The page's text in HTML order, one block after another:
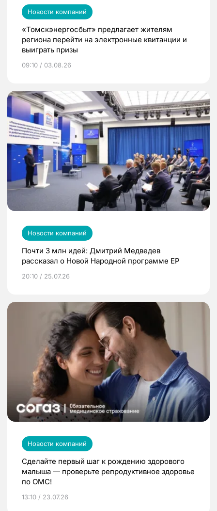
Новости компаний
«Томскэнергосбыт» предлагает жителям
региона перейти на электронные квитанции и
выиграть призы
09:10 / 03.08.26
Новости компаний
Почти 3 млн идей: Дмитрий Медведев
рассказал о Новой Народной программе ЕР
20:10 / 25.07.26
Новости компаний
Сделайте первый шаг к рождению здорового
малыша — проверьте репродуктивное здоровье
по ОМС!
13:10 / 23.07.26